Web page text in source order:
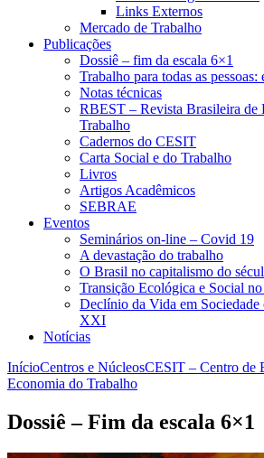
Links Externos
Mercado de Trabalho
Publicações
Dossiê – fim da escala 6×1
Trabalho para todas as pessoas:
Notas técnicas
RBEST – Revista Brasileira de
Trabalho
Cadernos do CESIT
Carta Social e do Trabalho
Livros
Artigos Acadêmicos
SEBRAE
Eventos
Seminários on-line – Covid 19
A devastação do trabalho
O Brasil no capitalismo do
Transição Ecológica e Social
Declínio da Vida em
XXI
Notícias
InícioCentros e NúcleosCESIT – Centro de
Economia do Trabalho
Dossiê – Fim da escala 6×1